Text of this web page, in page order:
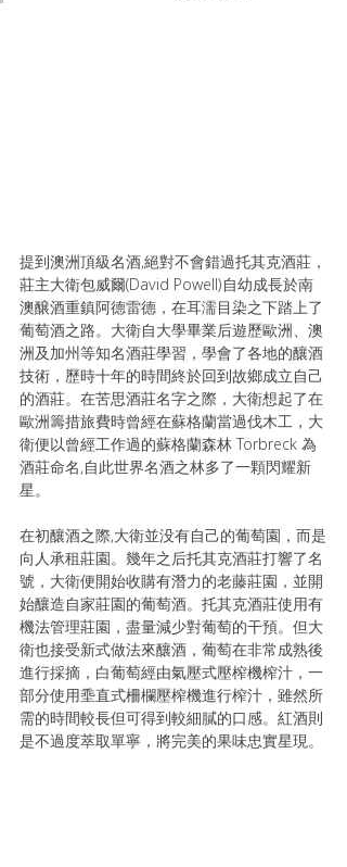
提到澳洲頂級名酒,絕對不會錯過托其克酒莊，
莊主大衛包威爾(David Powell)自幼成長於南
澳醸酒重鎮阿德雷德，在耳濡目染之下踏上了
葡萄酒之路。大衛自大學畢業后遊歷歐洲、澳
洲及加州等知名酒莊學習，學會了各地的釀酒
技術，歷時十年的時間終於回到故鄉成立自己
的酒莊。在苦思酒莊名字之際，大衛想起了在
歐洲籌措旅費時曾經在蘇格蘭當過伐木工，大
衛便以曾經工作過的蘇格蘭森林 Torbreck 為
酒莊命名,自此世界名酒之林多了一顆閃耀新
星。
在初釀酒之際,大衛並没有自己的葡萄園，而是
向人承租莊園。幾年之后托其克酒莊打響了名
號，大衛便開始收購有潛力的老藤莊園，並開
始釀造自家莊園的葡萄酒。托其克酒莊使用有
機法管理莊園，盡量減少對葡萄的干預。但大
衛也接受新式做法來釀酒，葡萄在非常成熟後
進行採摘，白葡萄經由氣壓式壓榨機榨汁，一
部分使用埀直式柵欄壓榨機進行榨汁，雖然所
需的時間較長但可得到較細膩的口感。紅酒則
是不過度萃取單寧，將完美的果味忠實星現。